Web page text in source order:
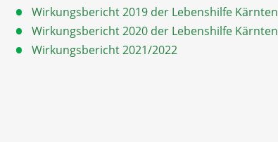
Wirkungsbericht 2019 der Lebenshilfe Kärnten
Wirkungsbericht 2020 der Lebenshilfe Kärnten
Wirkungsbericht 2021/2022